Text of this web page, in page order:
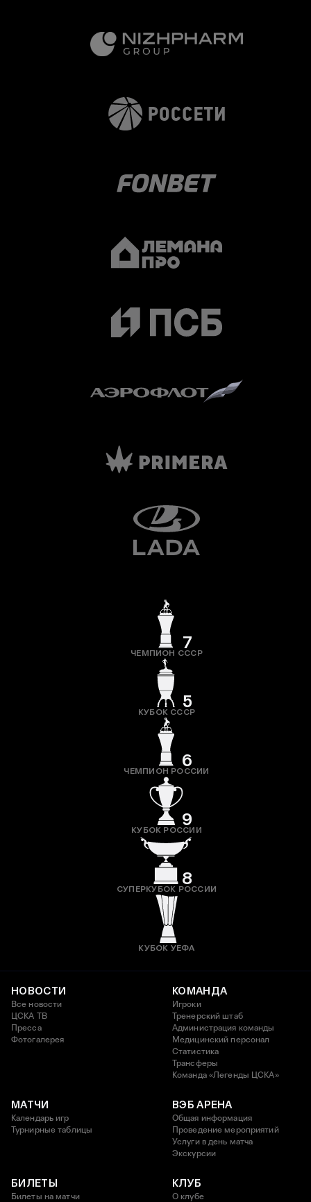
7
ЧЕМПИОН СССР
5
КУБОК СССР
6
ЧЕМПИОН РОССИИ
9
КУБОК РОССИИ
8
СУПЕРКУБОК РОССИИ
КУБОК УЕФА
НОВОСТИ
Все новости
ЦСКА ТВ
Пресса
Фотогалерея
КОМАНДА
Игроки
Тренерский штаб
Администрация команды
Медицинский персонал
Статистика
Трансферы
Команда «Легенды ЦСКА»
МАТЧИ
Календарь игр
Турнирные таблицы
ВЭБ АРЕНА
Общая информация
Проведение мероприятий
Услуги в день матча
Экскурсии
БИЛЕТЫ
Билеты на матчи
КЛУБ
О клубе